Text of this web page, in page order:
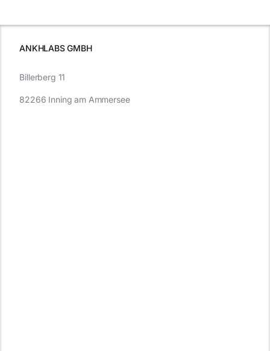
müssen
ANKHLABS GMBH
Billerberg 11
82266 Inning am Ammersee